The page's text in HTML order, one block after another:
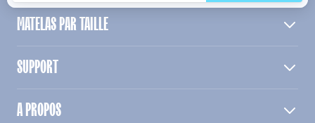
MATELAS PAR TAILLE
SUPPORT
A PROPOS